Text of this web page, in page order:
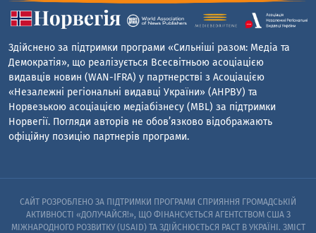
Здійснено за підтримки програми «Сильніші разом: Медіа та
Демократія», що реалізується Всесвітньою асоціацією
видавців новин (WAN-IFRA) у партнерстві з Асоціацією
«Незалежні регіональні видавці України» (АНРВУ) та
Норвезькою асоціацією медіабізнесу (MBL) за підтримки
Норвегії. Погляди авторів не обов’язково відображають
офіційну позицію партнерів програми.
САЙТ РОЗРОБЛЕНО ЗА ПІДТРИМКИ ПРОГРАМИ СПРИЯННЯ ГРОМАДСЬКІЙ
АКТИВНОСТІ «ДОЛУЧАЙСЯ!», ЩО ФІНАНСУЄТЬСЯ АГЕНТСТВОМ США З
МІЖНАРОДНОГО РОЗВИТКУ (USAID) ТА ЗДІЙСНЮЄТЬСЯ PACT В УКРАЇНІ. ЗМІСТ